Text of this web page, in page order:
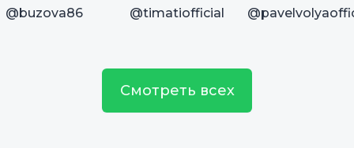
@buzova86 @timatiofficial
Смотреть всех